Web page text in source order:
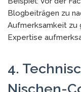
Blogbeiträgen zu
Aufmerksamkeit zu
Expertise
4.
Nischen-